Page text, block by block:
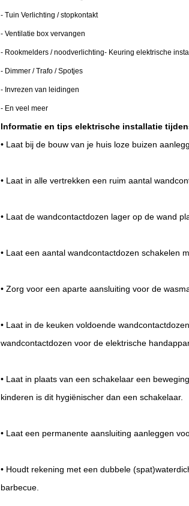
- Tuin Verlichting / stopkontakt
- Ventilatie box vervangen
- Rookmelders / noodverlichting- Keuring elektrische
- Dimmer / Trafo / Spotjes
- Invrezen van leidingen
- En veel meer
Informatie en tips elektrische installatie
• Laat bij de bouw van je huis loze buizen
• Laat in alle vertrekken een ruim aantal
• Laat de wandcontactdozen lager op de wand
• Laat een aantal wandcontactdozen schakelen
• Zorg voor een aparte aansluiting voor de
• Laat in de keuken voldoende
wandcontactdozen voor de elektrische
• Laat in plaats van een schakelaar een
kinderen is dit hygiënischer dan een schakelaar.
• Laat een permanente aansluiting aanleggen
• Houdt rekening met een dubbele
barbecue.